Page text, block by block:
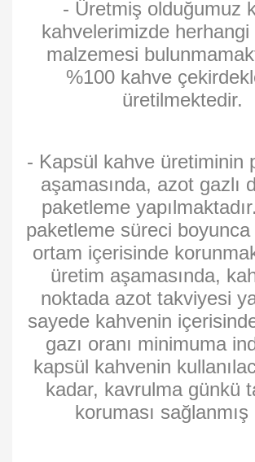
- Üretmiş olduğumuz
kahvelerimizde herhangi
malzemesi
%100 kahve
üretilmektedir.
- Kapsül kahve üretiminin
aşamasında, azot gazlı
paketleme
paketleme süreci boyunca
ortam içerisinde
üretim aşamasında,
noktada azot takviyesi
sayede kahvenin
gazı oranı minimuma
kapsül kahvenin
kadar, kavrulma günkü
koruması sağlanmış